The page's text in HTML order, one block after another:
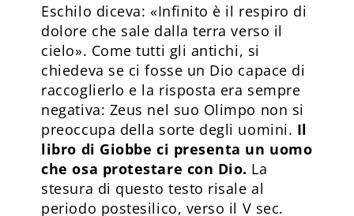
Eschilo diceva: «Infinito è il respiro di
dolore che sale dalla terra verso il
cielo». Come tutti gli antichi, si
chiedeva se ci fosse un Dio capace di
raccoglierlo e la risposta era sempre
negativa: Zeus nel suo Olimpo non si
preoccupa della sorte degli uomini. Il
libro di Giobbe ci presenta un uomo
che osa protestare con Dio. La
stesura di questo testo risale al
periodo postesilico, verso il V sec.